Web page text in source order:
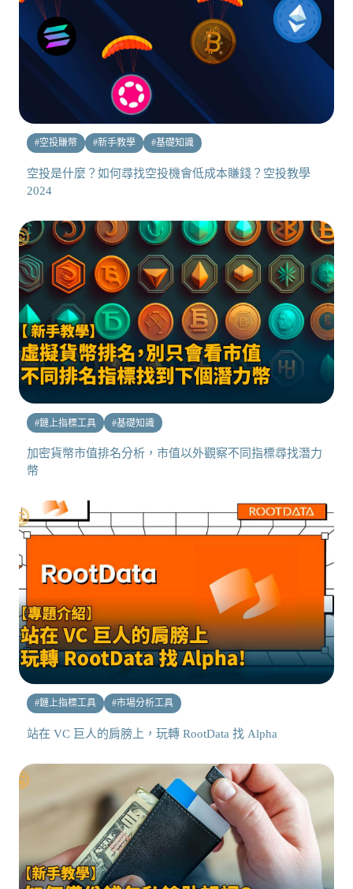
#空投賺幣 #新手教學 #基礎知識
空投是什麼？如何尋找空投機會低成本賺錢？空投教學
2024
#鏈上指標工具 #基礎知識
加密貨幣市值排名分析，市值以外觀察不同指標尋找潛力
幣
#鏈上指標工具 #市場分析工具
站在 VC 巨人的肩膀上，玩轉 RootData 找 Alpha